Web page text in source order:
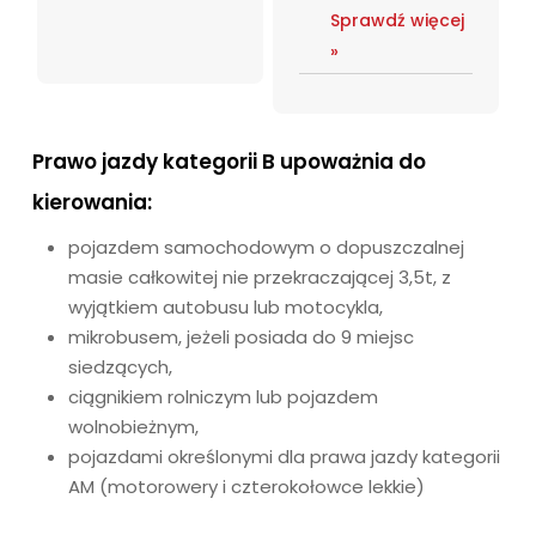
Sprawdź więcej
»
Prawo jazdy kategorii B upoważnia do
kierowania:
pojazdem samochodowym o dopuszczalnej
masie całkowitej nie przekraczającej 3,5t, z
wyjątkiem autobusu lub motocykla,
mikrobusem, jeżeli posiada do 9 miejsc
siedzących,
ciągnikiem rolniczym lub pojazdem
wolnobieżnym,
pojazdami określonymi dla prawa jazdy kategorii
AM (motorowery i czterokołowce lekkie)